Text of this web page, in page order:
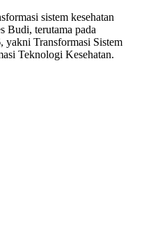
sistem kesehatan
Budi, terutama pada
yakni Transformasi Sistem
Teknologi Kesehatan.